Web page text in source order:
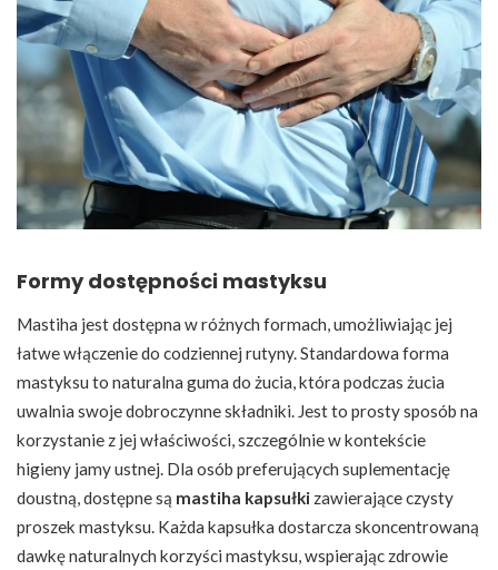
Formy dostępności mastyksu
Mastiha jest dostępna w różnych formach, umożliwiając jej
łatwe włączenie do codziennej rutyny. Standardowa forma
mastyksu to naturalna guma do żucia, która podczas żucia
uwalnia swoje dobroczynne składniki. Jest to prosty sposób na
korzystanie z jej właściwości, szczególnie w kontekście
higieny jamy ustnej. Dla osób preferujących suplementację
doustną, dostępne są mastiha kapsułki zawierające czysty
proszek mastyksu. Każda kapsułka dostarcza skoncentrowaną
dawkę naturalnych korzyści mastyksu, wspierając zdrowie